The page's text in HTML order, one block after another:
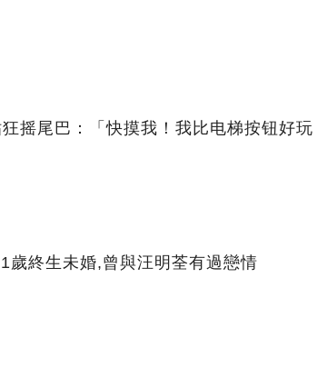
摇尾巴：「快摸我！我比电梯按钮好玩
歲終生未婚,曾與汪明荃有過戀情